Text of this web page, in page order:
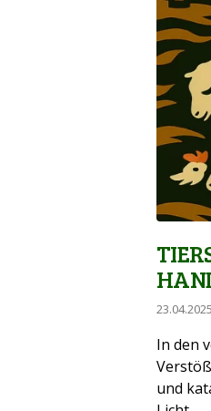
23.04.2025
In den
und